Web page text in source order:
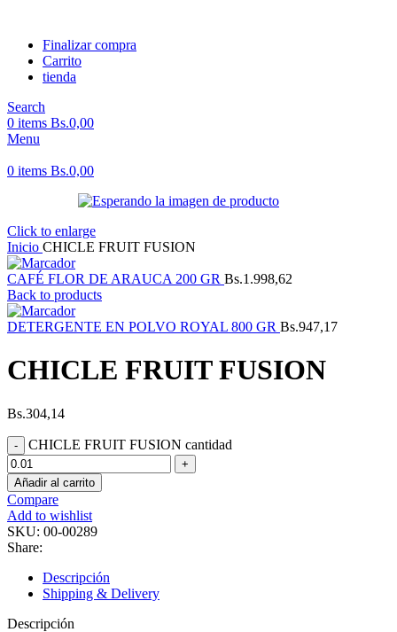
Finalizar compra
Carrito
tienda
Search
0 items Bs.0,00
Menu
0 items Bs.0,00
Click to enlarge
Inicio CHICLE FRUIT FUSION
CAFÉ FLOR DE ARAUCA 200 GR Bs.1.998,62
Back to products
DETERGENTE EN POLVO ROYAL 800 GR Bs.947,17
CHICLE FRUIT FUSION
Bs.304,14
CHICLE FRUIT FUSION cantidad
Añadir al carrito
Compare
Add to wishlist
SKU: 00-00289
Share:
Descripción
Shipping & Delivery
Descripción